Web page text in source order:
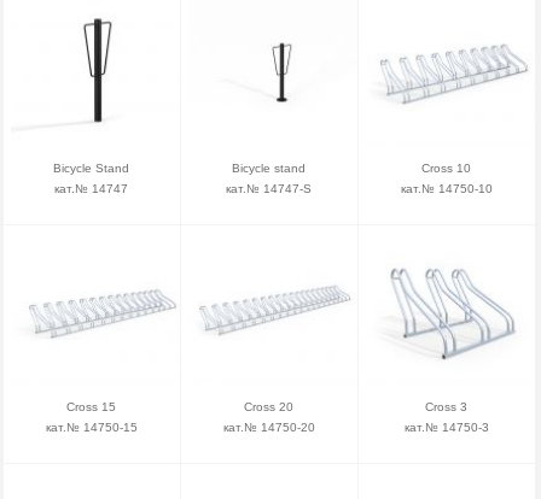
Bicycle Stand
кат.№ 14747
Bicycle stand
кат.№ 14747-S
Cross 10
кат.№ 14750-10
Cross 15
кат.№ 14750-15
Cross 20
кат.№ 14750-20
Cross 3
кат.№ 14750-3